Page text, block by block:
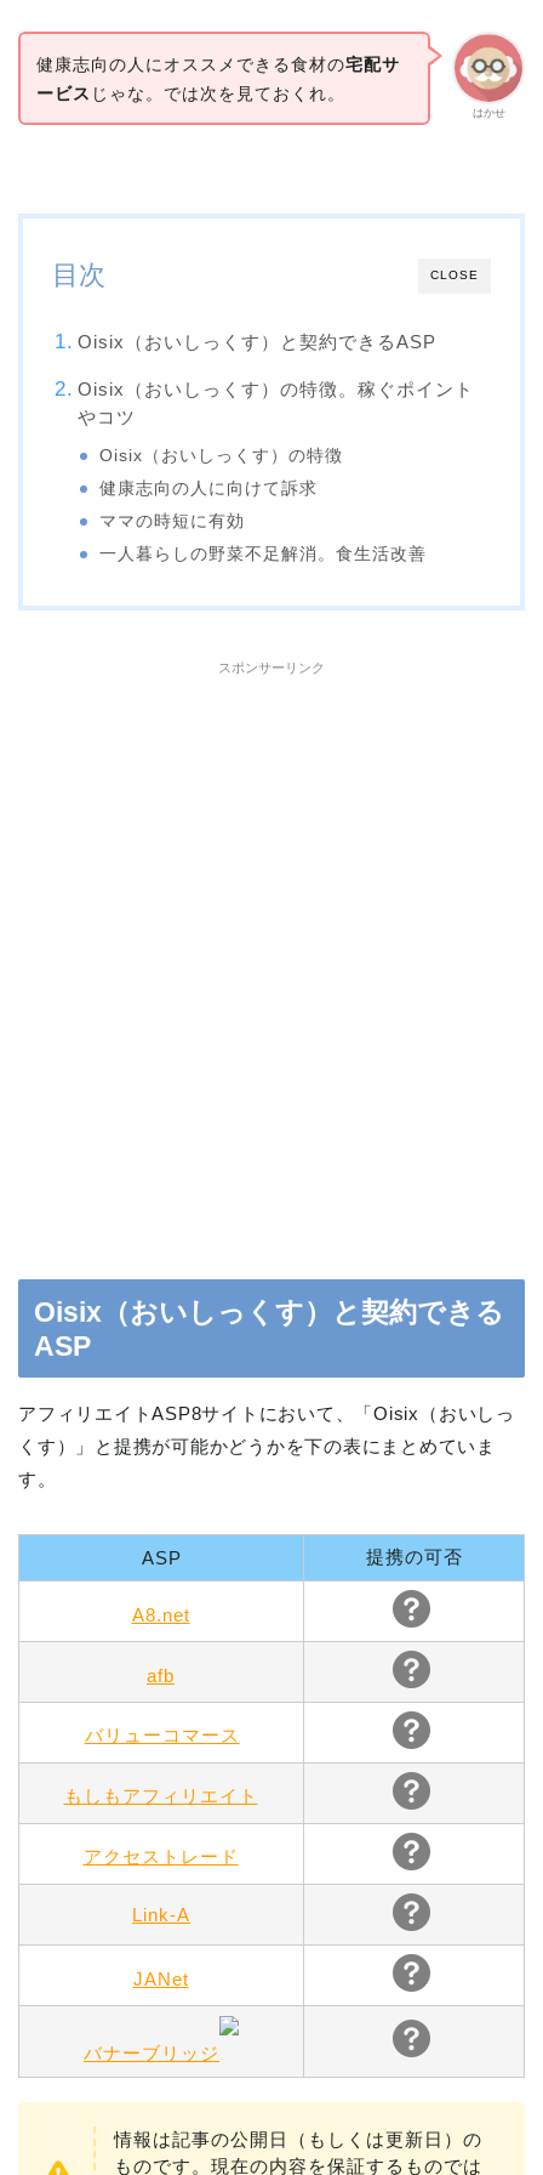
はかせ
健康志向の人にオススメできる食材の宅配サ
ービス じゃな。では次を見ておくれ。
CLOSE
目次
Oisix（おいしっくす）と契約できるASP
Oisix（おいしっくす）の特徴。稼ぐポイント
やコツ
Oisix（おいしっくす）の特徴
健康志向の人に向けて訴求
ママの時短に有効
一人暮らしの野菜不足解消。食生活改善
スポンサーリンク
Oisix（おいしっくす）と契約できる
ASP
アフィリエイトASP8サイトにおいて、「Oisix（おいしっ
くす）」と提携が可能かどうかを下の表にまとめていま
す。
ASP 提携の可否
A8.net
afb
バリューコマース
もしもアフィリエイト
アクセストレード
Link-A
JANet
バナーブリッジ
情報は記事の公開日（もしくは更新日）の
ものです。現在の内容を保証するものでは